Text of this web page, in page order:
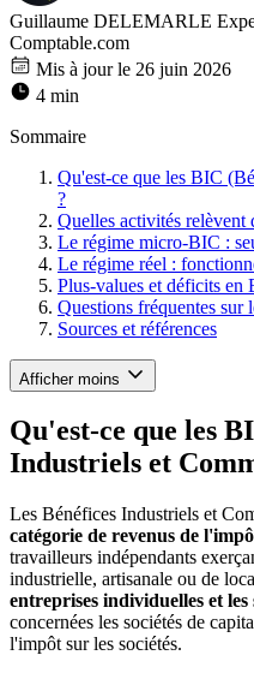
Guillaume DELEMARLE
Comptable.com
Mis à jour le 26 juin 2026
4 min
Sommaire
Qu'est-ce que les BIC
?
Quelles activités relèvent
Le régime micro-BIC :
Le régime réel :
Plus-values et déficits en
Questions fréquentes sur
Sources et références
Afficher moins
Qu'est-ce que les
Industriels et
Les Bénéfices Industriels et
catégorie de revenus de
travailleurs indépendants
industrielle, artisanale ou de
entreprises individuelles et les
concernées les sociétés de
l'impôt sur les sociétés.